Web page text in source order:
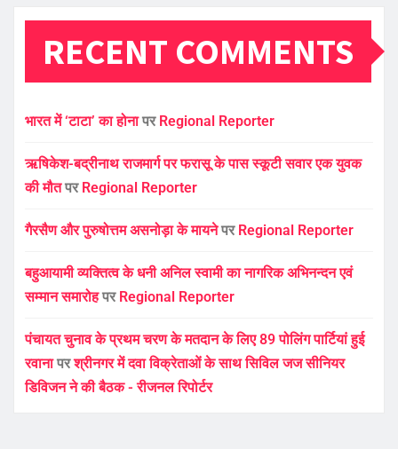
RECENT COMMENTS
भारत में ‘टाटा’ का होनापर Regional Reporter
ऋषिकेश-बद्रीनाथ राजमार्ग पर फरासू के पास स्कूटी सवार एक युवक
की मौतपर Regional Reporter
गैरसैण और पुरुषोत्तम असनोड़ा के मायनेपर Regional Reporter
बहुआयामी व्यक्तित्व के धनी अनिल स्वामी का नागरिक अभिनन्दन एवं
सम्मान समारोहपर Regional Reporter
पंचायत चुनाव के प्रथम चरण के मतदान के लिए 89 पोलिंग पार्टियां हुई
रवानापरश्रीनगर में दवा विक्रेताओं के साथ सिविल जज सीनियर
डिविजन ने की बैठक - रीजनल रिपोर्टर